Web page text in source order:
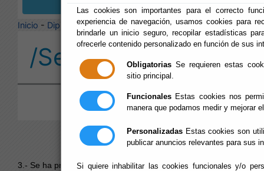
Las cookies son importantes para el correcto
experiencia de navegación, usamos cookies para
brindarle un inicio seguro, recopilar estadísticas
ofrecerle contenido personalizado en función de sus
Obligatorias Se requieren estas
sitio principal.
Funcionales Estas cookies nos
manera que podamos medir y mejorar
Personalizadas Estas cookies son
publicar anuncios relevantes para sus
Si quiere inhabilitar las cookies funcionales y/o
Inicio - Diputación -
/Servicios/
3.- Se ha producido un error al intentar acceder al